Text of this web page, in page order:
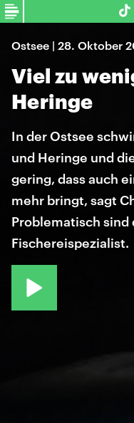
Ostsee | 28. Oktober
Viel zu
Heringe
In der Ostsee
und Heringe und
gering, dass auch
mehr bringt, sagt
Problematisch
Fischereispezialist.